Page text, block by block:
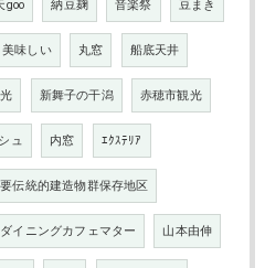
goo 納豆麹 音楽祭 豆まき
美味しい 丸窓 船底天井
新舞子の干潟 赤穂市観光
ュ 内窓 ｴｸｽﾃﾘｱ
伝統的建造物群保存地区
イニングカフェマター 山本由伸